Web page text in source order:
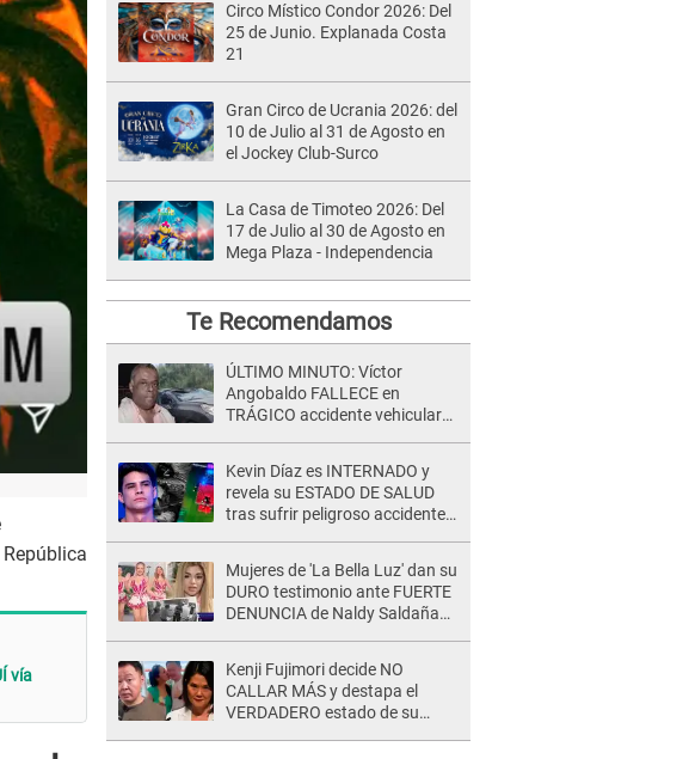
vía
Circo Místico Condor 2026: Del
25 de Junio. Explanada Costa
21
Gran Circo de Ucrania 2026: del
10 de Julio al 31 de Agosto en
el Jockey Club-Surco
La Casa de Timoteo 2026: Del
17 de Julio al 30 de Agosto en
Mega Plaza - Independencia
Te Recomendamos
ÚLTIMO MINUTO: Víctor
Angobaldo FALLECE en
TRÁGICO accidente vehicular
Kevin Díaz es INTERNADO y
revela su ESTADO DE SALUD
tras sufrir peligroso accidente
Mujeres de 'La Bella Luz' dan su
DURO testimonio ante FUERTE
DENUNCIA de Naldy Saldaña
Kenji Fujimori decide NO
CALLAR MÁS y destapa el
VERDADERO estado de su